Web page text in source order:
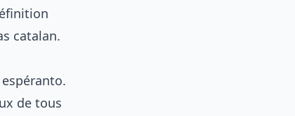
catalan.
de tous